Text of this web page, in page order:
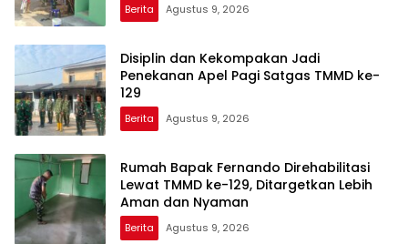
Berita Agustus 9, 2026
Disiplin dan Kekompakan Jadi
Penekanan Apel Pagi Satgas TMMD ke-
129
Berita Agustus 9, 2026
Rumah Bapak Fernando Direhabilitasi
Lewat TMMD ke-129, Ditargetkan Lebih
Aman dan Nyaman
Berita Agustus 9, 2026